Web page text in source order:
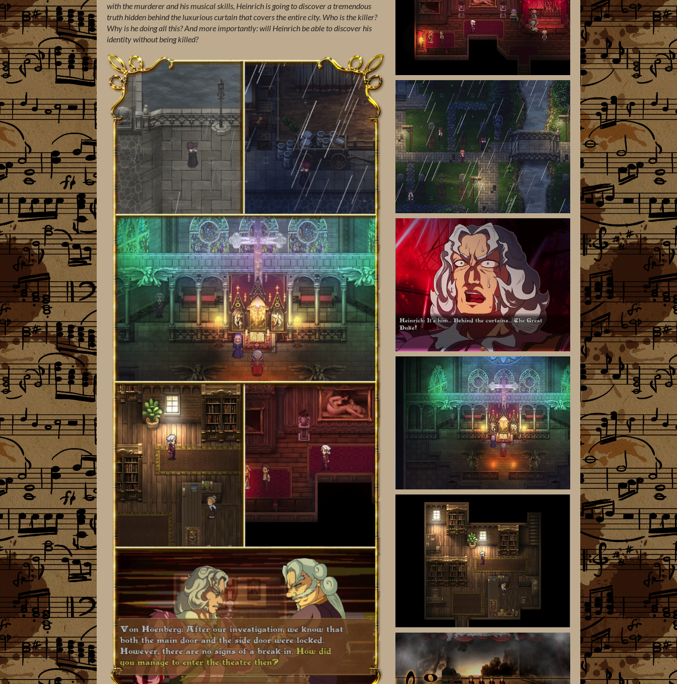
with the murderer and his musical skills, Heinrich is going to discover a tremendous
truth hidden behind the luxurious curtain that covers the entire city. Who is the killer?
Why is he doing all this? And more importantly: will Heinrich be able to discover his
identity without being killed?